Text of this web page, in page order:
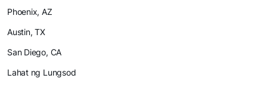
Phoenix, AZ
Austin, TX
San Diego, CA
Lahat ng Lungsod